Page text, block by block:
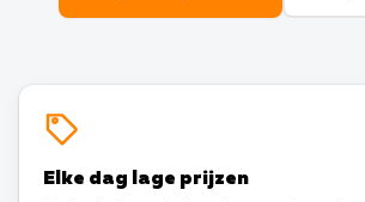
Elke dag lage prijzen